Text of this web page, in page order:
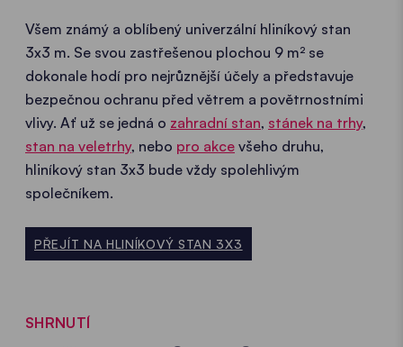
Všem známý a oblíbený univerzální hliníkový stan
3x3 m. Se svou zastřešenou plochou 9 m² se
dokonale hodí pro nejrůznější účely a představuje
bezpečnou ochranu před větrem a povětrnostními
vlivy. Ať už se jedná o zahradní stan, stánek na trhy,
stan na veletrhy, nebo pro akce všeho druhu,
hliníkový stan 3x3 bude vždy spolehlivým
společníkem.
PŘEJÍT NA HLINÍKOVÝ STAN 3X3
SHRNUTÍ